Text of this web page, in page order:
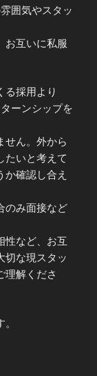
囲気やスタッ
お互いに私服
る採用より
ーンシップを
せん。外から
たいと考えて
確認し合え
のみ面接など
性など、お互
切な現スタッ
理解くださ